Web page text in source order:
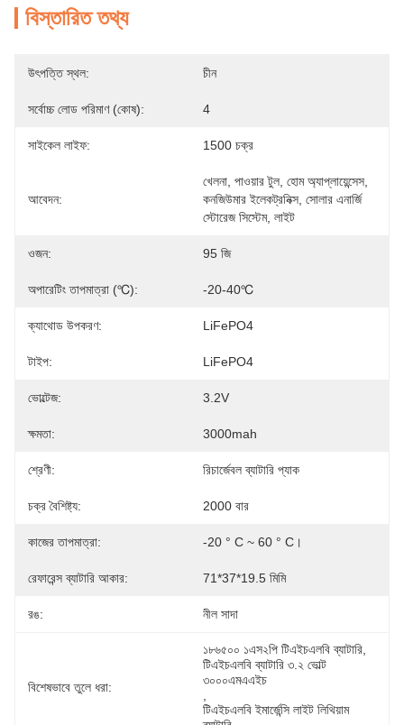
বিস্তারিত তথ্য
উৎপত্তি স্থল: চীন
সর্বোচ্চ লোড পরিমাণ (কোষ): 4
সাইকেল লাইফ: 1500 চক্র
আবেদন:
খেলনা, পাওয়ার টুল, হোম অ্যাপ্লায়েন্সেস,
কনজিউমার ইলেকট্রনিক্স, সোলার এনার্জি
স্টোরেজ সিস্টেম, লাইট
ওজন: 95 জি
অপারেটিং তাপমাত্রা (℃): -20-40℃
ক্যাথোড উপকরণ: LiFePO4
টাইপ: LiFePO4
ভোল্টেজ: 3.2V
ক্ষমতা: 3000mah
শ্রেণী: রিচার্জেবল ব্যাটারি প্যাক
চক্র বৈশিষ্ট্য: 2000 বার
কাজের তাপমাত্রা: -20 ° C ~ 60 ° C।
রেফারেন্স ব্যাটারি আকার: 71*37*19.5 মিমি
রঙ: নীল সাদা
বিশেষভাবে তুলে ধরা:
১৮৬৫০০ ১এস২পি টিএইচএলবি ব্যাটারি
টিএইচএলবি ব্যাটারি ৩.২ ভোল্ট
৩০০০এমএএইচ
টিএইচএলবি ইমার্জেন্সি লাইট লিথিয়াম